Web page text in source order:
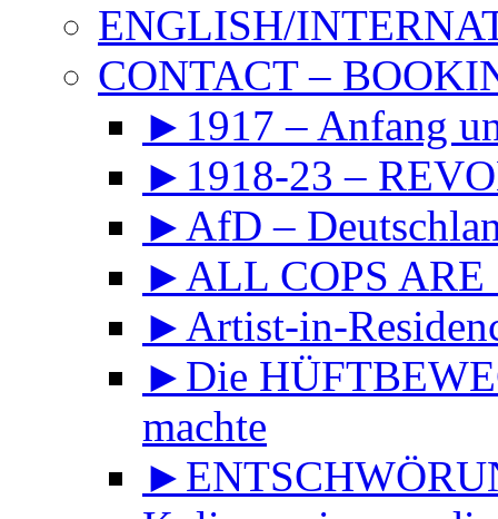
ENGLISH/
CONTACT –
►1917 – Anfang
►1918-23 –
►AfD –
►ALL COPS ARE
►Artist-in-
►Die
machte